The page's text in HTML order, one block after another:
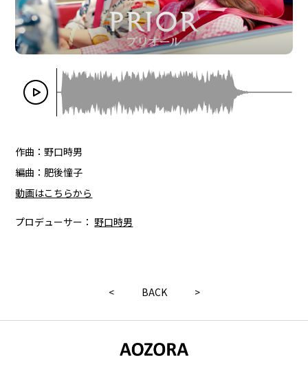
作曲：野口時男
編曲：肥後憧子
動画はこちらから
プロデューサー： 野口時男
< BACK >